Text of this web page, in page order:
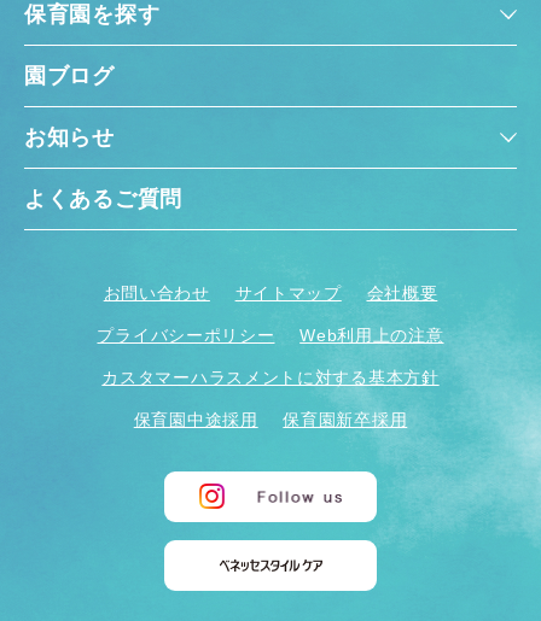
保育園を探す
園ブログ
お知らせ
よくあるご質問
お問い合わせ サイトマップ 会社概要
プライバシーポリシー Web利用上の注意
カスタマーハラスメントに対する基本方針
保育園中途採用 保育園新卒採用